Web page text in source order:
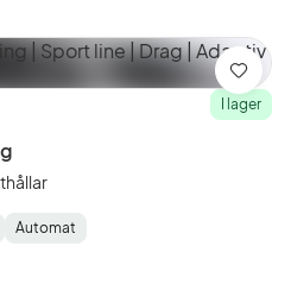
I lager
Automat
Spara